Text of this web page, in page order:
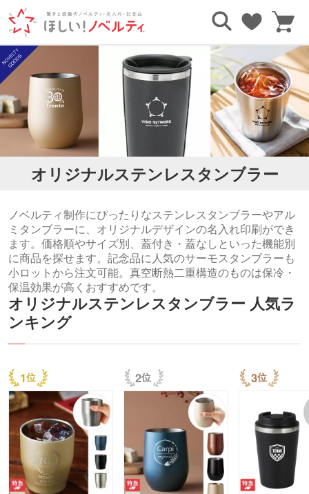
TOP ステンレスタンブラー・アルミタンブラー
オリジナルステンレスタンブラー
ノベルティ制作にぴったりなステンレスタンブラーやアル
ミタンブラーに、オリジナルデザインの名入れ印刷ができ
ます。価格順やサイズ別、蓋付き・蓋なしといった機能別
に商品を探せます。記念品に人気のサーモスタンブラーも
小ロットから注文可能。真空断熱二重構造のものは保冷・
保温効果が高くおすすめです。
オリジナルステンレスタンブラー 人気ラ
ンキング
1 2 3